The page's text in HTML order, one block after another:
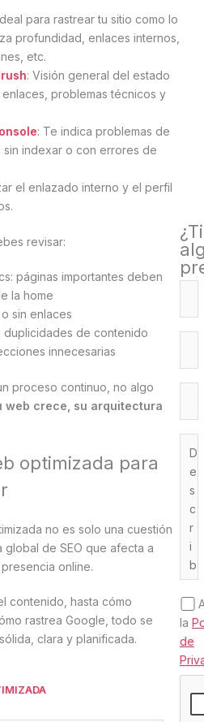
para rastrear tu sitio como lo
profundidad, enlaces internos,
etc.
: Visión general del estado
enlaces, problemas técnicos y
: Te indica problemas de
sin indexar o con errores de
el enlazado interno y el perfil
revisar:
páginas importantes deben
la home
sin enlaces
duplicidades de contenido
innecesarias
proceso continuo, no algo
web crece, su arquitectura
optimizada para
no es solo una cuestión
global de SEO que afecta a
online.
contenido, hasta cómo
rastrea Google, todo se
clara y planificada.
la
de